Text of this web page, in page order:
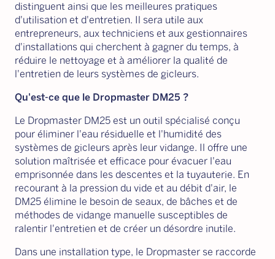
distinguent ainsi que les meilleures pratiques
d'utilisation et d'entretien. Il sera utile aux
entrepreneurs, aux techniciens et aux gestionnaires
d'installations qui cherchent à gagner du temps, à
réduire le nettoyage et à améliorer la qualité de
l'entretien de leurs systèmes de gicleurs.
Qu'est-ce que le Dropmaster DM25 ?
Le Dropmaster DM25 est un outil spécialisé conçu
pour éliminer l'eau résiduelle et l'humidité des
systèmes de gicleurs après leur vidange. Il offre une
solution maîtrisée et efficace pour évacuer l'eau
emprisonnée dans les descentes et la tuyauterie. En
recourant à la pression du vide et au débit d'air, le
DM25 élimine le besoin de seaux, de bâches et de
méthodes de vidange manuelle susceptibles de
ralentir l'entretien et de créer un désordre inutile.
Dans une installation type, le Dropmaster se raccorde